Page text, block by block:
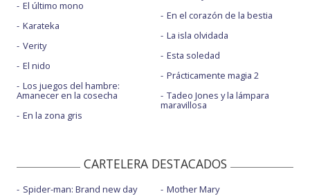
El último mono
Karateka
Verity
El nido
Los juegos del hambre:
Amanecer en la cosecha
En la zona gris
En el corazón de la bestia
La isla olvidada
Esta soledad
Prácticamente magia 2
Tadeo Jones y la lámpara
maravillosa
CARTELERA DESTACADOS
Spider-man: Brand new day
Mother Mary